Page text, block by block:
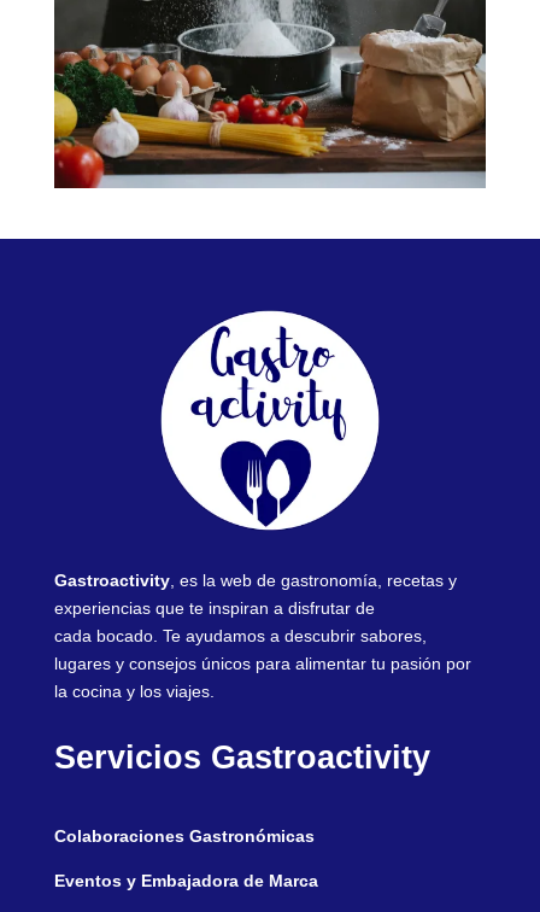
Gastroactivity, es la web de gastronomía, recetas y
experiencias que te inspiran a disfrutar de
cada bocado. Te ayudamos a descubrir sabores,
lugares y consejos únicos para alimentar tu pasión por
la cocina y los viajes.
Servicios Gastroactivity
Colaboraciones Gastronómicas
Eventos y Embajadora de Marca